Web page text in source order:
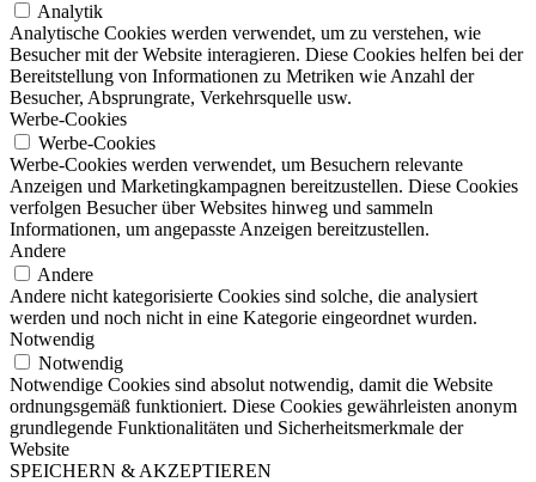
Analytik
Analytische Cookies werden verwendet, um zu verstehen, wie
Besucher mit der Website interagieren. Diese Cookies helfen bei der
Bereitstellung von Informationen zu Metriken wie Anzahl der
Besucher, Absprungrate, Verkehrsquelle usw.
Werbe-Cookies
Werbe-Cookies
Werbe-Cookies werden verwendet, um Besuchern relevante
Anzeigen und Marketingkampagnen bereitzustellen. Diese Cookies
verfolgen Besucher über Websites hinweg und sammeln
Informationen, um angepasste Anzeigen bereitzustellen.
Andere
Andere
Andere nicht kategorisierte Cookies sind solche, die analysiert
werden und noch nicht in eine Kategorie eingeordnet wurden.
Notwendig
Notwendig
Notwendige Cookies sind absolut notwendig, damit die Website
ordnungsgemäß funktioniert. Diese Cookies gewährleisten anonym
grundlegende Funktionalitäten und Sicherheitsmerkmale der
Website
SPEICHERN & AKZEPTIEREN